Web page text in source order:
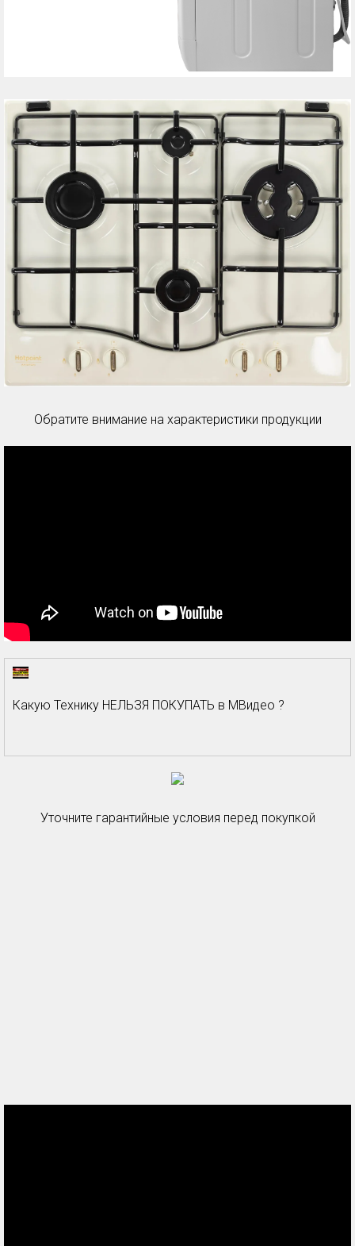
Обратите внимание на характеристики продукции
Какую Технику НЕЛЬЗЯ ПОКУПАТЬ в МВидео ?
Уточните гарантийные условия перед покупкой